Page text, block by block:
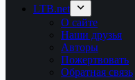
LTB.net
О сайте
Наши друзья
Авторы
Пожертвовать
Обратная связь